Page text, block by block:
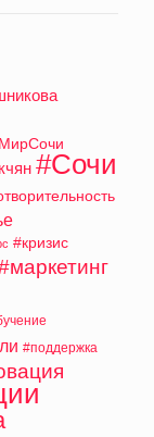
#Сочи
#кризис
#поддержка